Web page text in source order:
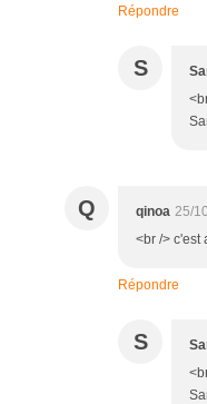
Répondre
S
Q qinoa 25/
<br /> c'est
Répondre
S